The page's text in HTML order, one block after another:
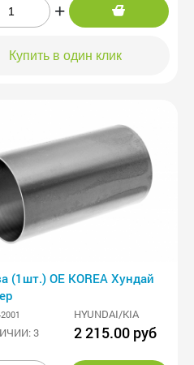
+
Купить в один клик
OE KOREA Хундай
HYUNDAI/KIA
3
2 215.00 руб